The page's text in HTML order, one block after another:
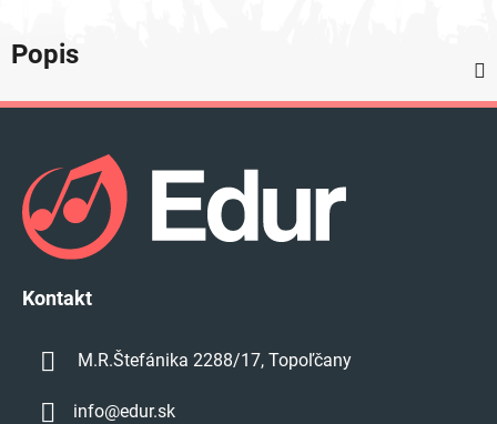
Popis
Kontakt
M.R.Štefánika 2288/17, Topoľčany
info@edur.sk